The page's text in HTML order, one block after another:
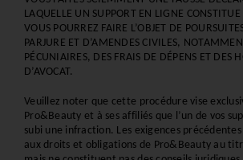
LAQUELLE UN SUPPORT EN LIGNE
VOUS POURREZ FAIRE L’OBJET DE
PARJURE ET D’AMENDES CIVILES,
PÉCUNIAIRES, DES FRAIS DE DÉPENS ET DES
D’AVOCAT.
Veuillez noter que cette procédure vise
Pro&Beauty et à ses affiliés que l’un de vos
subi une infraction. Les exigences
aux droits et obligations de Pro&Beauty au